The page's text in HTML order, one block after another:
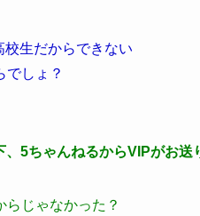
校生だからできない
でしょ？
、5ちゃんねるからVIPがお送
らじゃなかった？